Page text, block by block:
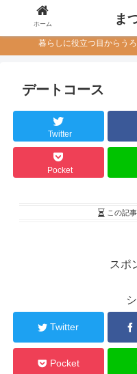
暮らしに役立つ目からう
デートコース
Twitter
Pocket
この記
スポ
Twitter
Pocket
ホーム ま